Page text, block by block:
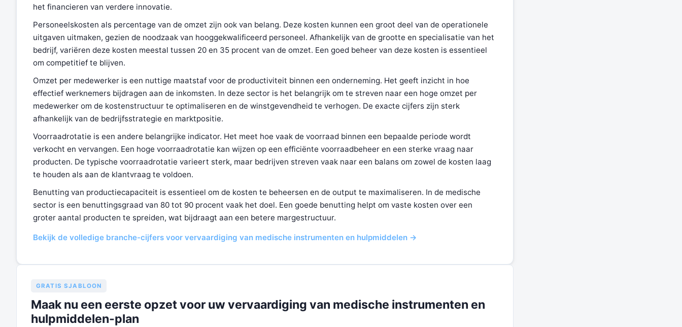
het financieren van verdere innovatie.
Personeelskosten als percentage van de omzet zijn ook van belang. Deze kosten kunnen een groot deel van de operationele
uitgaven uitmaken, gezien de noodzaak van hooggekwalificeerd personeel. Afhankelijk van de grootte en specialisatie van het
bedrijf, variëren deze kosten meestal tussen 20 en 35 procent van de omzet. Een goed beheer van deze kosten is essentieel
om competitief te blijven.
Omzet per medewerker is een nuttige maatstaf voor de productiviteit binnen een onderneming. Het geeft inzicht in hoe
effectief werknemers bijdragen aan de inkomsten. In deze sector is het belangrijk om te streven naar een hoge omzet per
medewerker om de kostenstructuur te optimaliseren en de winstgevendheid te verhogen. De exacte cijfers zijn sterk
afhankelijk van de bedrijfsstrategie en marktpositie.
Voorraadrotatie is een andere belangrijke indicator. Het meet hoe vaak de voorraad binnen een bepaalde periode wordt
verkocht en vervangen. Een hoge voorraadrotatie kan wijzen op een efficiënte voorraadbeheer en een sterke vraag naar
producten. De typische voorraadrotatie varieert sterk, maar bedrijven streven vaak naar een balans om zowel de kosten laag
te houden als aan de klantvraag te voldoen.
Benutting van productiecapaciteit is essentieel om de kosten te beheersen en de output te maximaliseren. In de medische
sector is een benuttingsgraad van 80 tot 90 procent vaak het doel. Een goede benutting helpt om vaste kosten over een
groter aantal producten te spreiden, wat bijdraagt aan een betere margestructuur.
Bekijk de volledige branche-cijfers voor vervaardiging van medische instrumenten en hulpmiddelen →
GRATIS SJABLOON
Maak nu een eerste opzet voor uw vervaardiging van medische instrumenten en
hulpmiddelen-plan